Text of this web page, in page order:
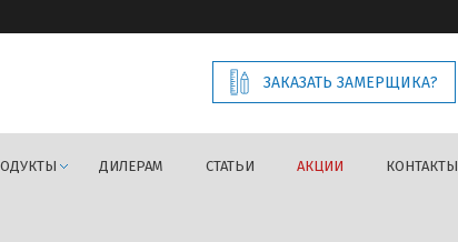
ЗАКАЗАТЬ ЗАМЕРЩИКА?
ДИЛЕРАМ СТАТЬИ АКЦИИ КОНТАКТЫ